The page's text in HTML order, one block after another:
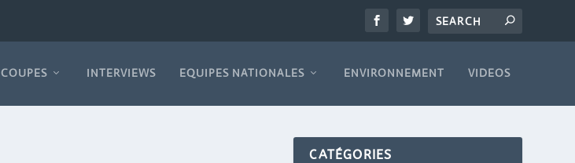
COUPES INTERVIEWS EQUIPES NATIONALES ENVIRONNEMENT VIDEOS
CATÉGORIES